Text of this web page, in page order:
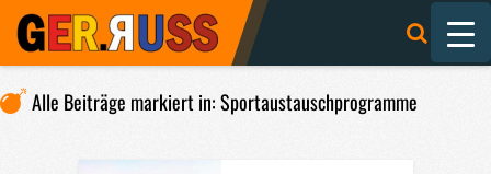
Alle Beiträge markiert in: Sportaustauschprogramme